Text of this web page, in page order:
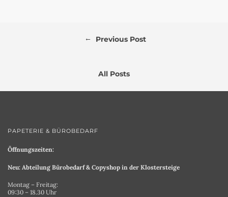
← Previous Post
All Posts
PAPETERIE & BÜROBEDARF
Öffnungszeiten:
Neu: Abteilung Bürobedarf & Copyshop in der Klostersteige
Montag – Freitag:
09:30 – 18.30 Uhr